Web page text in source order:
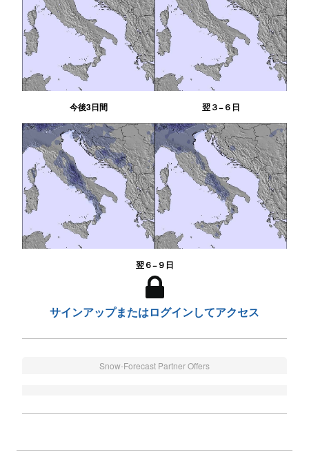
今後3日間 翌３−６日
翌６−９日
サインアップまたはログインしてアクセス
Snow-Forecast Partner Offers